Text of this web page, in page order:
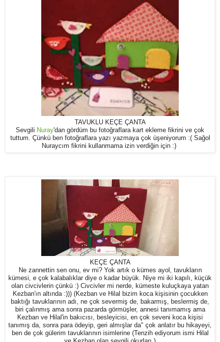
TAVUKLU KEÇE ÇANTA
Sevgili Nuray'dan gördüm bu fotoğraflara kart ekleme fikrini ve çok
tuttum. Çünkü ben fotoğraflara yazı yazmaya çok üşeniyorum :( Sağol
Nuraycım fikrini kullanmama izin verdiğin için :)
KEÇE ÇANTA
Ne zannettin sen onu, ev mi? Yok artık o kümes ayol, tavukların
kümesi, e çok kalabalıklar diye o kadar büyük. Niye mi iki kapılı, küçük
olan civcivlerin çünkü :) Civcivler mi nerde, kümeste kuluçkaya yatan
Kezban'ın altında :))) (Kezban ve Hilal bizim koca kişisinin çocukken
baktığı tavuklarının adı, ne çok severmiş de, bakarmış, beslermiş de,
biri çalınmış ama sonra pazarda görmüşler, annesi tanımamış ama
Kezban ve Hilal'in bakıcısı, besleyicisi, en çok seveni koca kişisi
tanımış da, sonra para ödeyip, geri almışlar da" çok anlatır bu hikayeyi,
ben de çok gülerim tavuklarının isimlerine (Tenzih ediyorum ismi Hilal